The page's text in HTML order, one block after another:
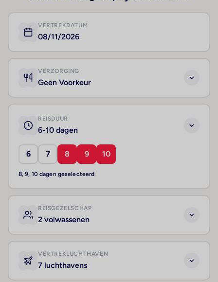
VERTREKDATUM
08/11/2026
VERZORGING
Geen Voorkeur
REISDUUR
6-10 dagen
6 7 8 9 10
8, 9, 10 dagen geselecteerd.
REISGEZELSCHAP
2 volwassenen
VERTREKLUCHTHAVEN
7 luchthavens